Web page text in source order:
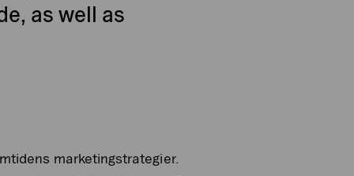
as well as
marketingstrategier.